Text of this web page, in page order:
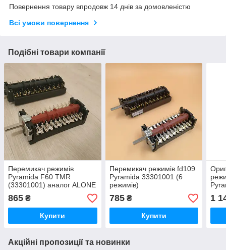
Повернення товару впродовж 14 днів за домовленістю
Всі умови повернення
Подібні товари компанії
Перемикач режимів
Pyramida F60 TMR
(33301001) аналог ALONE
FD109
865 ₴
Купити
Перемикач режимів fd109
Pyramida 33301001 (6
режимів)
785₴
Купити
1
Акційні пропозиції та новинки